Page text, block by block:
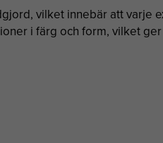
vilket innebär att varje
i färg och form, vilket